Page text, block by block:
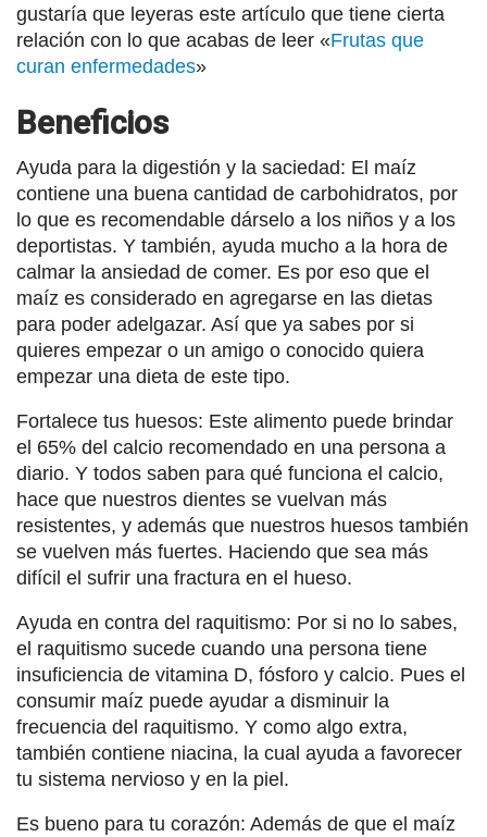
gustaría que leyeras este artículo que tiene cierta
relación con lo que acabas de leer «Frutas que
curan enfermedades»
Beneficios
Ayuda para la digestión y la saciedad: El maíz
contiene una buena cantidad de carbohidratos, por
lo que es recomendable dárselo a los niños y a los
deportistas. Y también, ayuda mucho a la hora de
calmar la ansiedad de comer. Es por eso que el
maíz es considerado en agregarse en las dietas
para poder adelgazar. Así que ya sabes por si
quieres empezar o un amigo o conocido quiera
empezar una dieta de este tipo.
Fortalece tus huesos: Este alimento puede brindar
el 65% del calcio recomendado en una persona a
diario. Y todos saben para qué funciona el calcio,
hace que nuestros dientes se vuelvan más
resistentes, y además que nuestros huesos también
se vuelven más fuertes. Haciendo que sea más
difícil el sufrir una fractura en el hueso.
Ayuda en contra del raquitismo: Por si no lo sabes,
el raquitismo sucede cuando una persona tiene
insuficiencia de vitamina D, fósforo y calcio. Pues el
consumir maíz puede ayudar a disminuir la
frecuencia del raquitismo. Y como algo extra,
también contiene niacina, la cual ayuda a favorecer
tu sistema nervioso y en la piel.
Es bueno para tu corazón: Además de que el maíz